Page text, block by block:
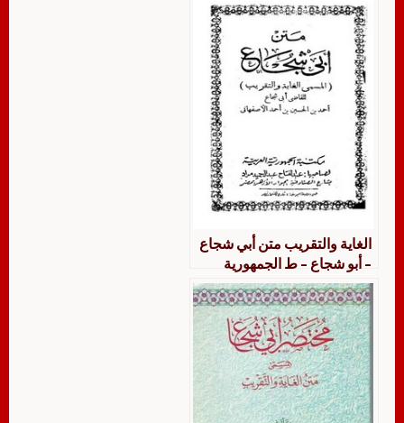
الغاية والتقريب متن أبي شجاع
– أبو شجاع – ط الجمهورية